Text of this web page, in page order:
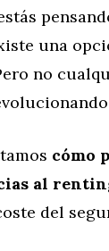
una
no
cómo
al
del